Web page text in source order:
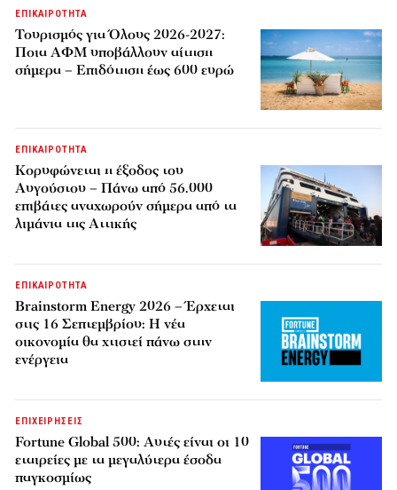
ΕΠΙΚΑΙΡΟΤΗΤΑ
Τουρισμός για Όλους 2026-2027:
Ποια ΑΦΜ υποβάλλουν αίτηση
σήμερα – Επιδότηση έως 600 ευρώ
ΕΠΙΚΑΙΡΟΤΗΤΑ
Κορυφώνεται η έξοδος του
Αυγούστου – Πάνω από 56.000
επιβάτες αναχωρούν σήμερα από τα
λιμάνια της Αττικής
ΕΠΙΚΑΙΡΟΤΗΤΑ
Brainstorm Energy 2026 – Έρχεται
στις 16 Σεπτεμβρίου: Η νέα
οικονομία θα χτιστεί πάνω στην
ενέργεια
ΕΠΙΧΕΙΡΗΣΕΙΣ
Fortune Global 500: Αυτές είναι οι 10
εταιρείες με τα μεγαλύτερα έσοδα
παγκοσμίως